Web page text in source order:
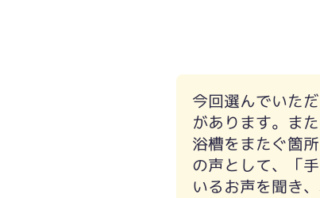
今回選んでいた
があります。ま
浴槽をまたぐ箇
の声として、「
いるお声を聞き